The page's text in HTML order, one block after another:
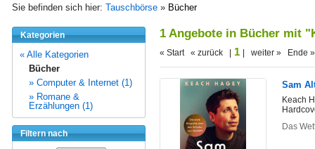
Sie befinden sich hier: Tauschbörse » Bücher
Kategorien
« Alle Kategorien
Bücher
» Computer & Internet (1)
» Romane &
Erzählungen (1)
Filtern nach
1 Angebote in Bücher mit
« Start « zurück | 1 | weiter » Ende »
Sam
Keach
Das